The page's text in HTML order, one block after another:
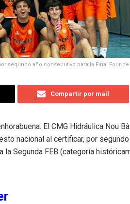
segundo año consecutivo para la Final Four
Compartir por mail
El CMG Hidráulica Nou
nacional al certificar, por segundo
Segunda FEB (categoría